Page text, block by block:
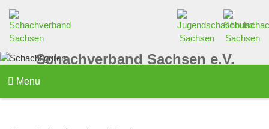
Schachverband Sachsen e.V.
Menu